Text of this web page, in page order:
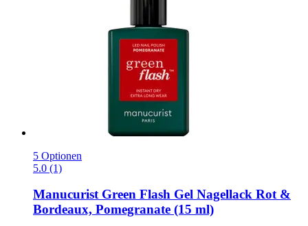
5 Optionen
5.0 (1)
ManucuristGreen Flash Gel Nagellack Rot &
Bordeaux, Pomegranate (15 ml)